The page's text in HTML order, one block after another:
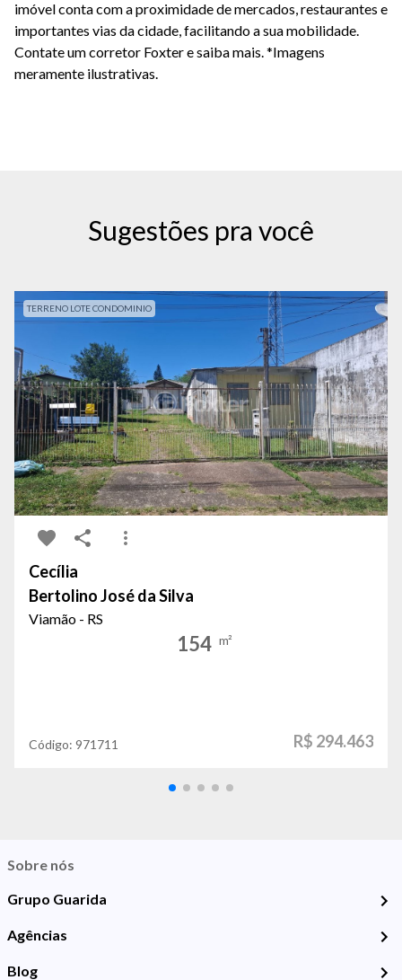
imóvel conta com a proximidade de mercados, restaurantes e
importantes vias da cidade, facilitando a sua mobilidade.
Contate um corretor Foxter e saiba mais. *Imagens
meramente ilustrativas.
Sugestões pra você
TERRENO LOTE CONDOMINIO
Cecília
Bertolino José da Silva
Viamão - RS
154 m²
Código: 971711 R$ 294.463
Sobre nós
Grupo Guarida
Agências
Blog